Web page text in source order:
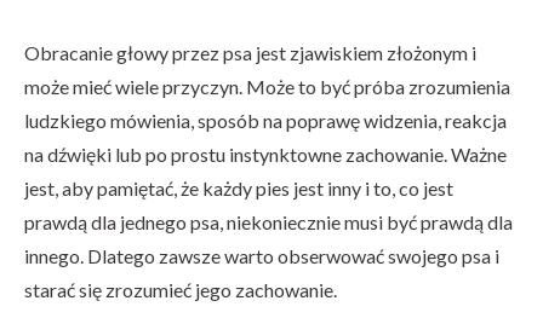
Obracanie głowy przez psa jest zjawiskiem złożonym i
może mieć wiele przyczyn. Może to być próba zrozumienia
ludzkiego mówienia, sposób na poprawę widzenia, reakcja
na dźwięki lub po prostu instynktowne zachowanie. Ważne
jest, aby pamiętać, że każdy pies jest inny i to, co jest
prawdą dla jednego psa, niekoniecznie musi być prawdą dla
innego. Dlatego zawsze warto obserwować swojego psa i
starać się zrozumieć jego zachowanie.